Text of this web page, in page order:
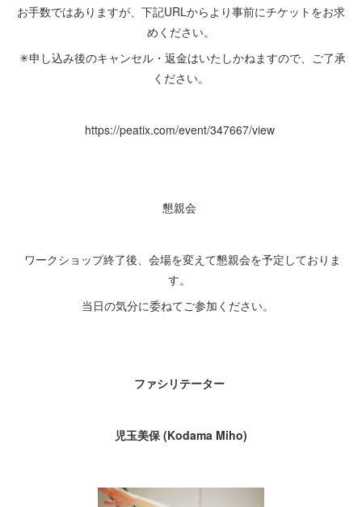
お手数ではありますが、下記URLからより事前にチケットをお求
めください。
✳︎申し込み後のキャンセル・返金はいたしかねますので、ご了承
ください。
https://peatix.com/event/347667/view
懇親会
ワークショップ終了後、会場を変えて懇親会を予定しておりま
す。
当日の気分に委ねてご参加ください。
ファシリテーター
児玉美保 (Kodama Miho)